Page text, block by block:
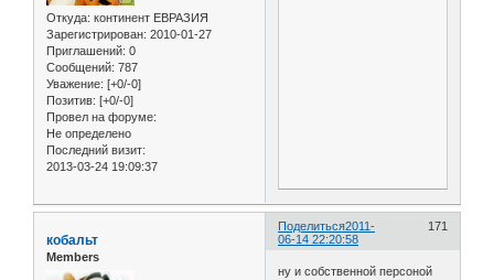
Откуда: континент ЕВРАЗИЯ
Зарегистрирован: 2010-01-27
Приглашений: 0
Сообщений: 787
Уважение: [+0/-0]
Позитив: [+0/-0]
Провел на форуме:
Не определено
Последний визит:
2013-03-24 19:09:37
Поделиться 171
2011-
06-14 22:20:58
кобальт
Members
ну и собственной персоной